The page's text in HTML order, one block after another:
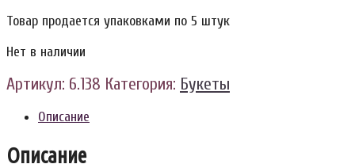
Товар продается упаковками по 5 штук
Нет в наличии
Артикул: 6.138 Категория: Букеты
Описание
Описание